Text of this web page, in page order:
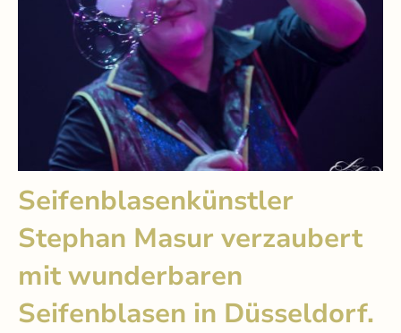
Seifenblasenkünstler
Stephan Masur verzaubert
mit wunderbaren
Seifenblasen in Düsseldorf.